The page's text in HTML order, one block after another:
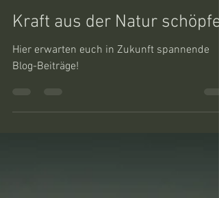
Heinz Götzhaber
Kraft aus der Natur